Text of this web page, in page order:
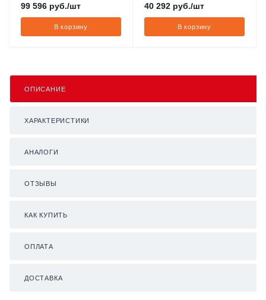
99 596 руб./шт
В корзину
40 292 руб./шт
В корзину
ОПИСАНИЕ
ХАРАКТЕРИСТИКИ
АНАЛОГИ
ОТЗЫВЫ
КАК КУПИТЬ
ОПЛАТА
ДОСТАВКА